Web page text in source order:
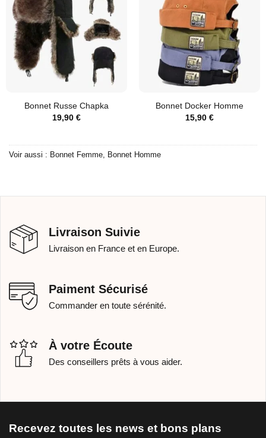
Bonnet Russe Chapka
19,90 €
Bonnet Docker Homme
15,90 €
Voir aussi : Bonnet Femme, Bonnet Homme
Livraison Suivie
Livraison en France et en Europe.
Paiment Sécurisé
Commander en toute sérénité.
À votre Écoute
Des conseillers prêts à vous aider.
Recevez toutes les news et bons plans